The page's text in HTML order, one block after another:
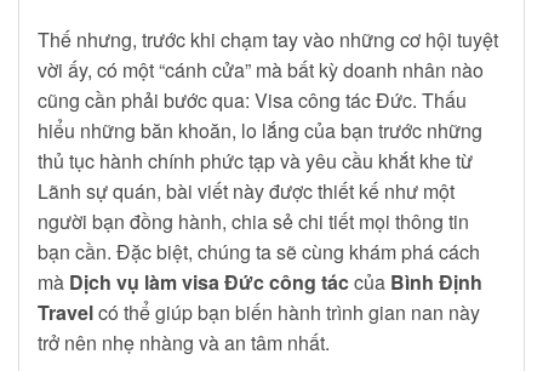
Thế nhưng, trước khi chạm tay vào những cơ hội tuyệt
vời ấy, có một “cánh cửa” mà bất kỳ doanh nhân nào
cũng cần phải bước qua: Visa công tác Đức. Thấu
hiểu những băn khoăn, lo lắng của bạn trước những
thủ tục hành chính phức tạp và yêu cầu khắt khe từ
Lãnh sự quán, bài viết này được thiết kế như một
người bạn đồng hành, chia sẻ chi tiết mọi thông tin
bạn cần. Đặc biệt, chúng ta sẽ cùng khám phá cách
mà Dịch vụ làm visa Đức công táccủa Bình Định
Travelcó thể giúp bạn biến hành trình gian nan này
trở nên nhẹ nhàng và an tâm nhất.